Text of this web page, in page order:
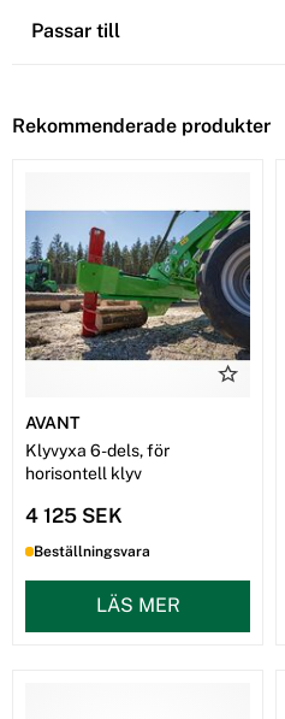
Passar till
Rekommenderade produkter
AVANT
Klyvyxa 6-dels, för
horisontell klyv
4 125 SEK
Beställningsvara
LÄS MER